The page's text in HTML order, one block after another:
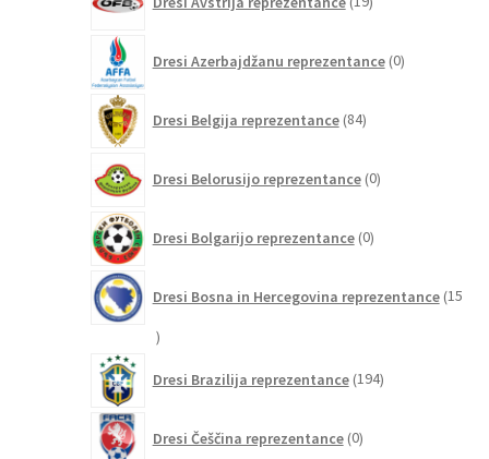
izdelkov
Dresi Azerbajdžanu reprezentance 0izdelkov
Dresi Belgija reprezentance 84izdelkov
Dresi Belorusijo reprezentance 0izdelkov
Dresi Bolgarijo reprezentance 0izdelkov
Dresi Bosna in Hercegovina reprezentance 15
15
Dresi Brazilija reprezentance 194izdelkov
Dresi Češčina reprezentance 0izdelkov